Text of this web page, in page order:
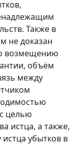
Также в
не доказан
возмещению
объём
между
целью
истца, а также,
убытков в